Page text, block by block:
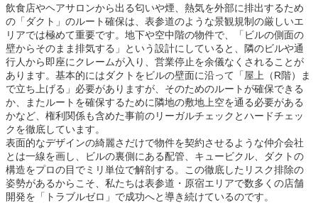
飲食店やヘアサロンから出る匂いや煙、熱気を外部に排出するため
の「ダクト」のルート確保は、表参道のような景観規制の厳しいエ
リアでは極めて重要です。地下や空中階の物件で、「ビルの側面の
壁からそのまま排気する」という設計にしていると、隣のビルや通
行人から即座にクレームが入り、営業停止を余儀なくされることが
あります。基本的にはダクトをビルの壁面に沿って「屋上（R階）ま
で立ち上げる」必要がありますが、そのためのルートが確保できる
か、またルートを確保するために隣地の敷地上空を通る必要がある
かなど、権利関係も含めた事前のリーガルチェックとハードチェッ
クを徹底しています。
表面的なデザインの綺麗さだけで物件を契約させるような仲介会社
とは一線を画し、ビルの裏側にある配管、キュービクル、ダクトの
構造をプロの目でミリ単位で解剖する。この徹底したリスク排除の
姿勢があるからこそ、私たちは表参道・原宿エリアで数多くの店舗
開発を「トラブルゼロ」で成功へと導き続けているのです。